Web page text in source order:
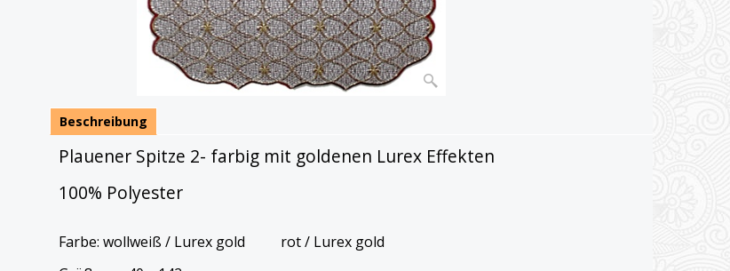
Beschreibung
Plauener Spitze 2- farbig mit goldenen Lurex Effekten
100% Polyester
Farbe: wollweiß / Lurex gold rot / Lurex gold